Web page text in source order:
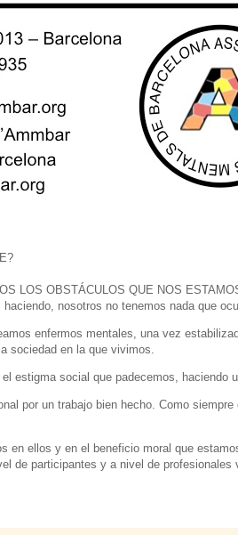
LOS OBSTÁCULOS QUE NOS
nosotros no tenemos nada que
enfermos mentales, una vez
sociedad en la que vivimos.
estigma social que padecemos, haciendo
por un trabajo bien hecho. Como
en ellos y en el beneficio moral que
de participantes y a nivel de profesionales